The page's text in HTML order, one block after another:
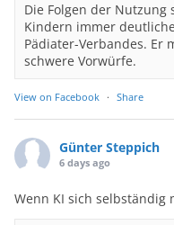
Die Folgen der
Kindern immer
Pädiater-Verbandes. Er
schwere Vorwürfe.
View on Facebook · Share
Günter Steppich
6 days ago
Wenn KI sich